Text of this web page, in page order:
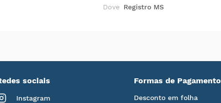
Dove Registro MS
sociais
Instagram
Formas de Pagamento
Desconto em folha